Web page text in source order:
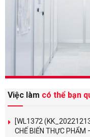
Việc làm có thể bạn
[WL1372
CHẾ BIẾN THỰC PHẨM